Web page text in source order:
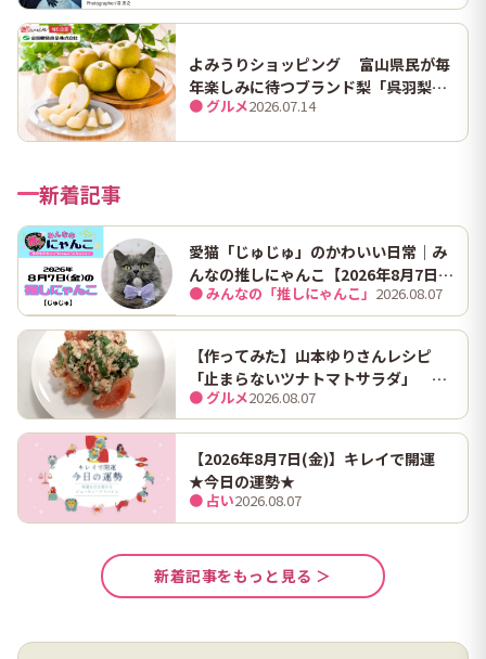
よみうりショッピング 富山県民が毎
年楽しみに待つブランド梨「呉羽梨
（幸水）」限定100箱を特別販売！
● グルメ2026.07.14
新着記事
愛猫「じゅじゅ」のかわいい日常｜み
んなの推しにゃんこ【2026年8月7日
（金）】
● みんなの「推しにゃんこ」 2026.08.07
【作ってみた】山本ゆりさんレシピ
「止まらないツナトマトサラダ」 ホ
ンマにうますぎて止まらん
● グルメ2026.08.07
【2026年8月7日(金)】キレイで開運
★今日の運勢★
● 占い2026.08.07
新着記事をもっと見る ＞